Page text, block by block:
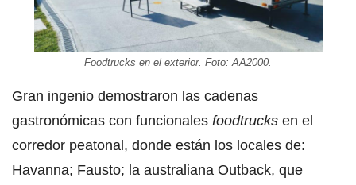
Foodtrucks en el exterior. Foto: AA2000.
Gran ingenio demostraron las cadenas
gastronómicas con funcionales foodtrucks en el
corredor peatonal, donde están los locales de:
Havanna; Fausto; la australiana Outback, que